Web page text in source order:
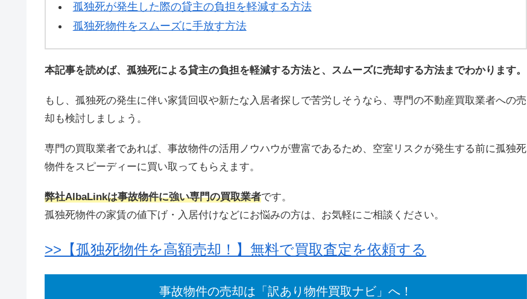
孤独死が発生した際の貸主の負担を軽減する方法
孤独死物件をスムーズに手放す方法
本記事を読めば、孤独死による貸主の負担を軽減する方法と、スムーズに売却する方法までわかります。
もし、孤独死の発生に伴い家賃回収や新たな入居者探しで苦労しそうなら、専門の不動産買取業者への売
却も検討しましょう。
専門の買取業者であれば、事故物件の活用ノウハウが豊富であるため、空室リスクが発生する前に孤独死
物件をスピーディーに買い取ってもらえます。
弊社AlbaLinkは事故物件に強い専門の買取業者です。
孤独死物件の家賃の値下げ・入居付けなどにお悩みの方は、お気軽にご相談ください。
>>【孤独死物件を高額売却！】無料で買取査定を依頼する
事故物件の売却は「訳あり物件買取ナビ」へ！